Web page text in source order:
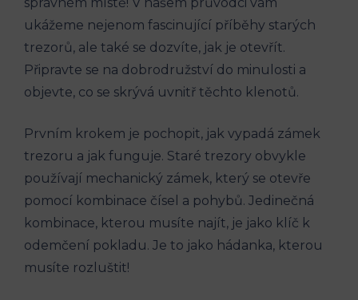
ukážeme nejenom fascinující příběhy starých
trezorů, ale také se dozvíte, jak je otevřít.
Připravte se na dobrodružství do minulosti a
objevte, co se skrývá uvnitř těchto klenotů.
Prvním krokem je pochopit, jak vypadá zámek
trezoru a jak funguje. Staré trezory obvykle
používají mechanický zámek, který se otevře
pomocí kombinace čísel a pohybů. Jedinečná
kombinace, kterou musíte najít, je jako klíč k
odemčení pokladu. Je to jako hádanka, kterou
musíte rozluštit!